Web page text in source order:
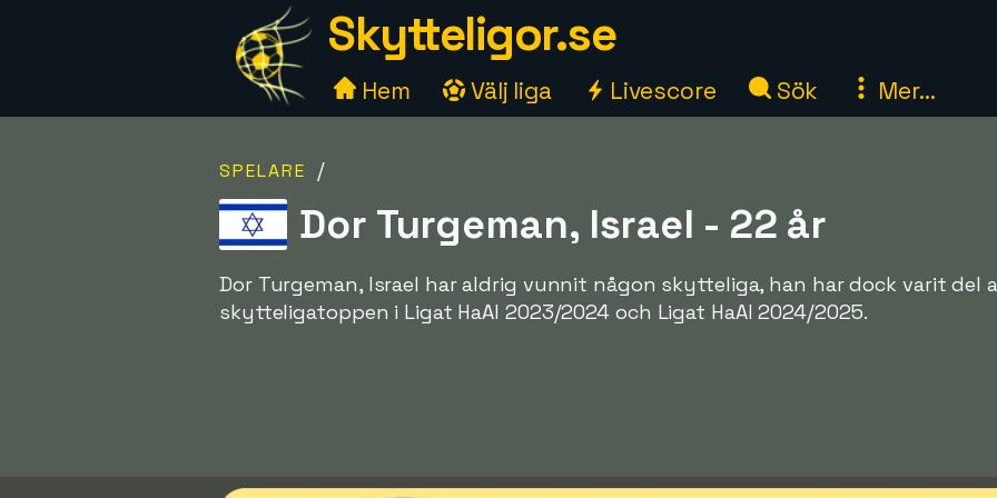
Skytteligor.se
Hem Välj liga Livescore Sök Mer...
SPELARE /
Dor Turgeman, Israel - 22 år
Dor Turgeman, Israel har aldrig vunnit någon skytteliga, han har dock varit del
skytteligatoppen i Ligat HaAl 2023/2024 och Ligat HaAl 2024/2025.